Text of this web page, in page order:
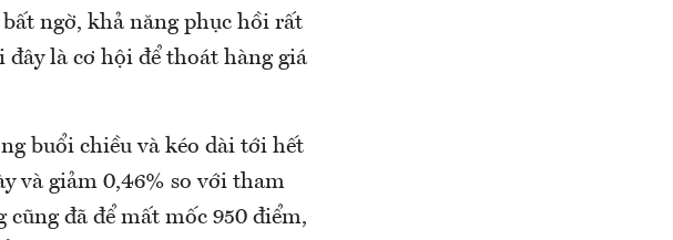
ngờ, khả năng phục hồi rất
đây là cơ hội để thoát hàng giá
buổi chiều và kéo dài tới hết
và giảm 0,46% so với tham
đã để mất mốc 950 điểm,